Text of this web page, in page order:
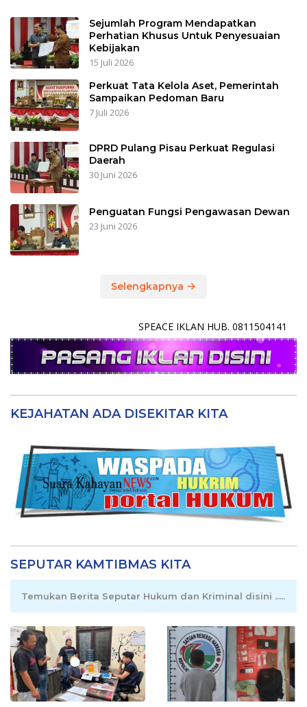
Sejumlah Program Mendapatkan
Perhatian Khusus Untuk Penyesuaian
Kebijakan
15 Juli 2026
Perkuat Tata Kelola Aset, Pemerintah
Sampaikan Pedoman Baru
7 Juli 2026
DPRD Pulang Pisau Perkuat Regulasi
Daerah
30 Juni 2026
Penguatan Fungsi Pengawasan Dewan
23 Juni 2026
Selengkapnya
SPEACE IKLAN HUB. 0811504141
KEJAHATAN ADA DISEKITAR KITA
SEPUTAR KAMTIBMAS KITA
Temukan Berita Seputar Hukum dan Kriminal disini .....